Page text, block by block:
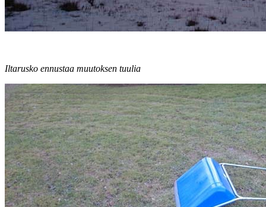
Iltarusko ennustaa muutoksen tuulia